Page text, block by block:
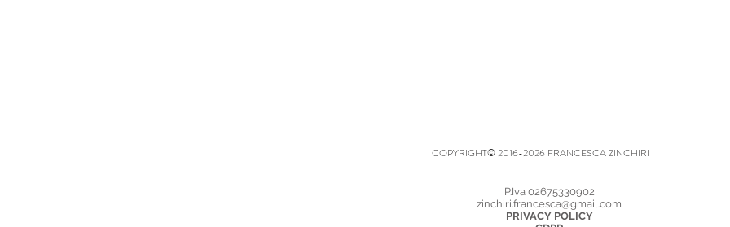
COPYRIGHT© 2016-2026 FRANCESCA ZINCHIRI
P.Iva 02675330902
zinchiri.francesca@gmail.com
PRIVACY POLICY